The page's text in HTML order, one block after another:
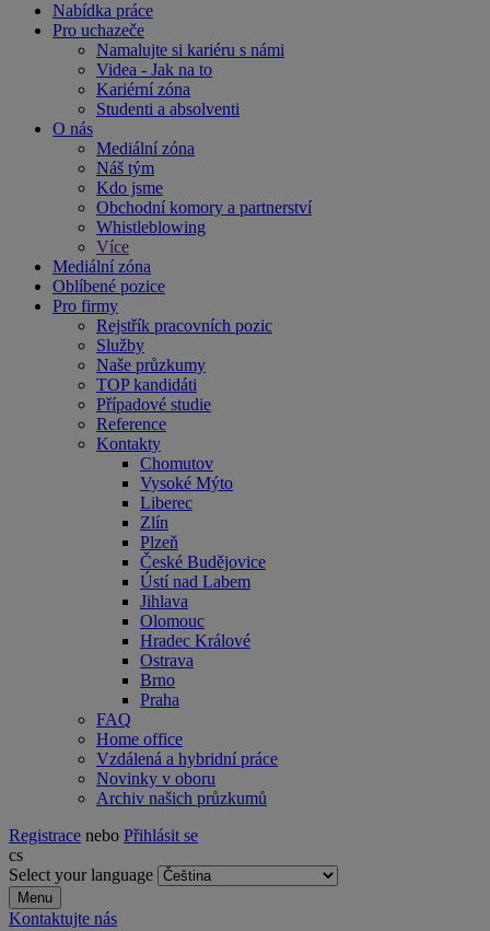
Nabídka práce
Pro uchazeče
Namalujte si kariéru s námi
Videa - Jak na to
Kariérní zóna
Studenti a absolventi
O nás
Mediální zóna
Náš tým
Kdo jsme
Obchodní komory a partnerství
Whistleblowing
Více
Mediální zóna
Oblíbené pozice
Pro firmy
Rejstřík pracovních pozic
Služby
Naše průzkumy
TOP kandidáti
Případové studie
Reference
Kontakty
Chomutov
Vysoké Mýto
Liberec
Zlín
Plzeň
České Budějovice
Ústí nad Labem
Jihlava
Olomouc
Hradec Králové
Ostrava
Brno
Praha
FAQ
Home office
Vzdálená a hybridní práce
Novinky v oboru
Archiv našich průzkumů
Registrace nebo Přihlásit se
cs
Select your language
Menu
Kontaktujte nás